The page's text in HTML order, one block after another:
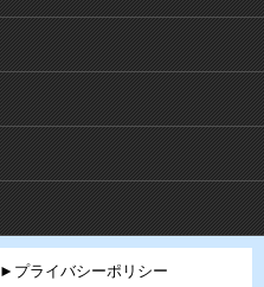
►プライバシーポリシー